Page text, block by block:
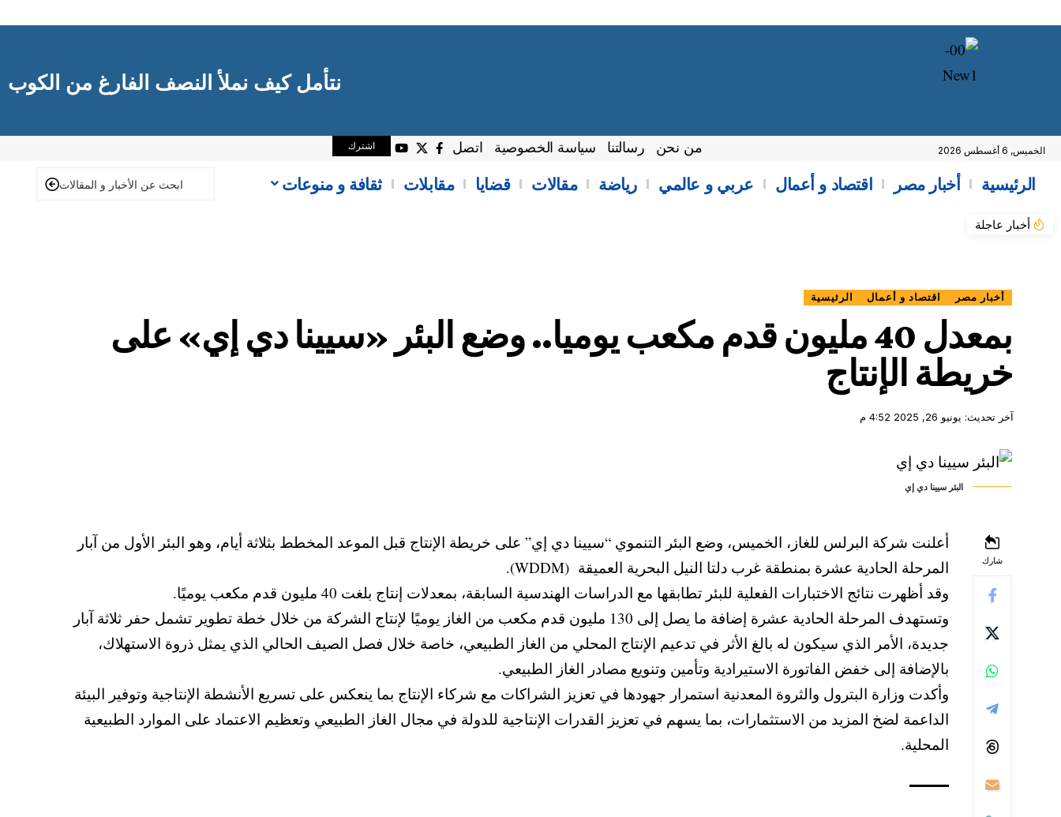
نتأمل كيف نملأ النصف الفارغ من الكوب
الخميس, 6 أغسطس 2026 من نحن رسالتنا سياسة الخصوصية اتصل اشترك
الرئيسية أخبار مصر اقتصاد و أعمال عربي و عالمي رياضة مقالات قضايا مقابلات ثقافة و منوعات
أخبار عاجلة
أخبار مصر اقتصاد و أعمال الرئيسية
بمعدل 40 مليون قدم مكعب يوميا.. وضع البئر «سيينا دي إي» على
خريطة الإنتاج
آخر تحديث: يونيو 26, 2025 4:52 م
البئر سيينا دي إي
شارك
أعلنت شركة البرلس للغاز، الخميس، وضع البئر التنموي “سيينا دي إي” على خريطة الإنتاج قبل الموعد المخطط بثلاثة أيام، وهو البئر الأول من آبار
المرحلة الحادية عشرة بمنطقة غرب دلتا النيل البحرية العميقة (WDDM).
وقد أظهرت نتائج الاختبارات الفعلية للبئر تطابقها مع الدراسات الهندسية السابقة، بمعدلات إنتاج بلغت 40 مليون قدم مكعب يوميًا.
وتستهدف المرحلة الحادية عشرة إضافة ما يصل إلى 130 مليون قدم مكعب من الغاز يوميًا لإنتاج الشركة من خلال خطة تطوير تشمل حفر ثلاثة آبار
جديدة، الأمر الذي سيكون له بالغ الأثر في تدعيم الإنتاج المحلي من الغاز الطبيعي، خاصة خلال فصل الصيف الحالي الذي يمثل ذروة الاستهلاك،
بالإضافة إلى خفض الفاتورة الاستيرادية وتأمين وتنويع مصادر الغاز الطبيعي.
وأكدت وزارة البترول والثروة المعدنية استمرار جهودها في تعزيز الشراكات مع شركاء الإنتاج بما ينعكس على تسريع الأنشطة الإنتاجية وتوفير البيئة
الداعمة لضخ المزيد من الاستثمارات، بما يسهم في تعزيز القدرات الإنتاجية للدولة في مجال الغاز الطبيعي وتعظيم الاعتماد على الموارد الطبيعية
المحلية.